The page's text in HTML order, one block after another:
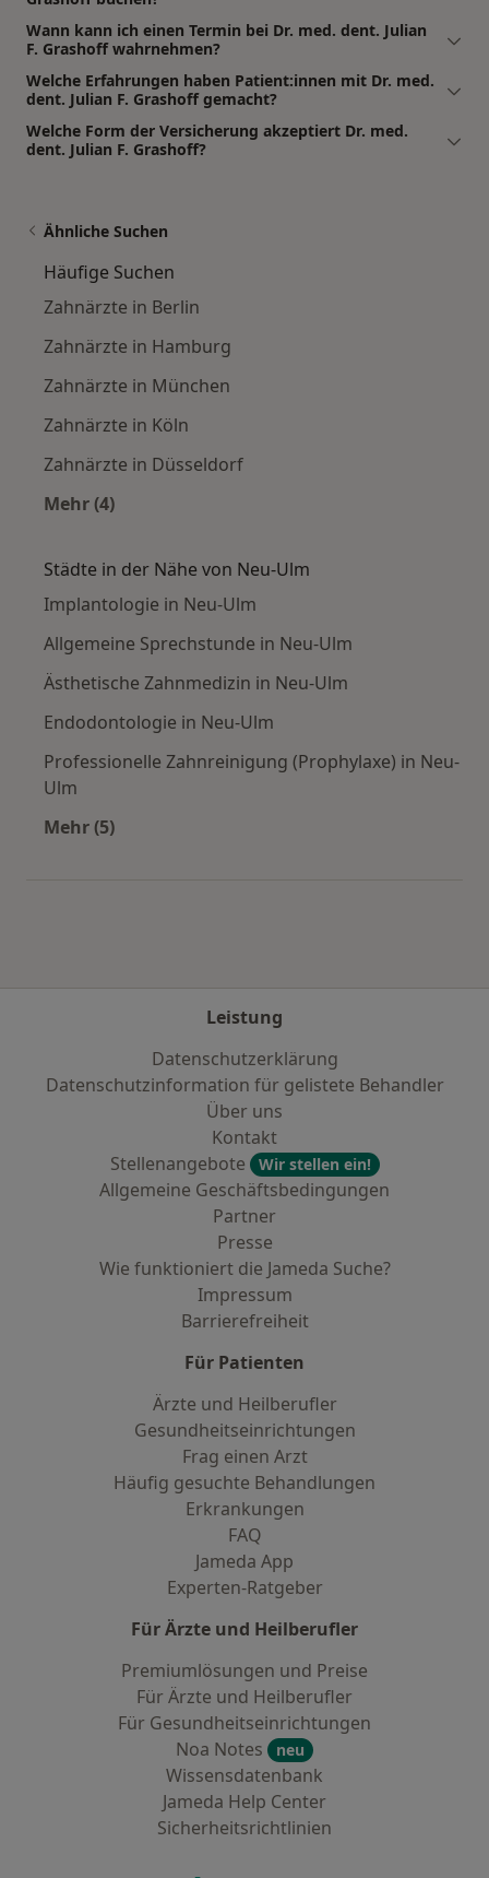
Wann kann ich einen Termin bei Dr. med. dent. Julian
F. Grashoff wahrnehmen?
Welche Erfahrungen haben Patient:innen mit Dr. med.
dent. Julian F. Grashoff gemacht?
Welche Form der Versicherung akzeptiert Dr. med.
dent. Julian F. Grashoff?
Ähnliche Suchen
Häufige Suchen
Zahnärzte in Berlin
Zahnärzte in Hamburg
Zahnärzte in München
Zahnärzte in Köln
Zahnärzte in Düsseldorf
Mehr (4)
Städte in der Nähe von Neu-Ulm
Implantologie in Neu-Ulm
Allgemeine Sprechstunde in Neu-Ulm
Ästhetische Zahnmedizin in Neu-Ulm
Endodontologie in Neu-Ulm
Professionelle Zahnreinigung (Prophylaxe) in Neu-
Ulm
Mehr (5)
Leistung
Datenschutzerklärung
Datenschutzinformation für gelistete Behandler
Über uns
Kontakt
Stellenangebote
Wir stellen ein!
Allgemeine Geschäftsbedingungen
Partner
Presse
Wie funktioniert die Jameda Suche?
Impressum
Barrierefreiheit
Für Patienten
Ärzte und Heilberufler
Gesundheitseinrichtungen
Frag einen Arzt
Häufig gesuchte Behandlungen
Erkrankungen
FAQ
Jameda App
Experten-Ratgeber
Für Ärzte und Heilberufler
Premiumlösungen und Preise
Für Ärzte und Heilberufler
Für Gesundheitseinrichtungen
Noa Notes
neu
Wissensdatenbank
Jameda Help Center
Sicherheitsrichtlinien